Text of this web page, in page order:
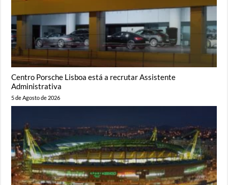
Centro Porsche Lisboa está a recrutar Assistente
Administrativa
5 de Agosto de 2026